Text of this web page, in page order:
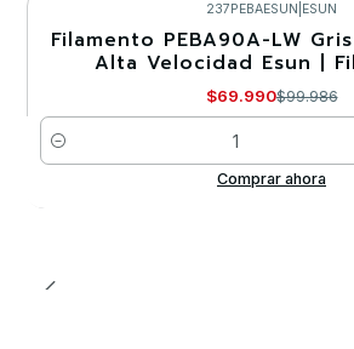
-30%
237PEBAESUN ESUN
Filamento PEBA90A-LW
Alta Velocidad Esun |
$69.990$99.986
Cantidad
Comprar ahora